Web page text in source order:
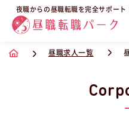
夜職からの昼職転職を完全サポート
昼職求人一覧